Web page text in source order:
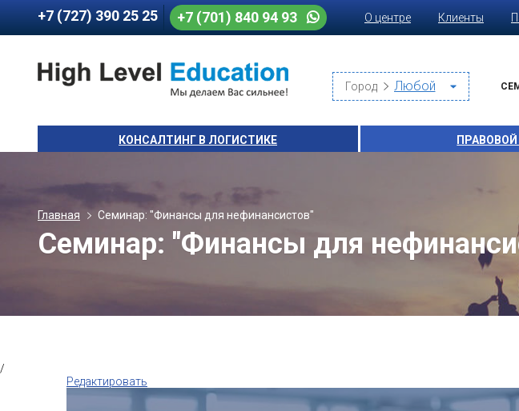
+7 (727) 390 25 25 +7 (701) 840 94 93 О центре Клиенты
Город
КОНСАЛТИНГ В ЛОГИСТИКЕ
Главная Семинар: "Финансы для нефинансистов"
Семинар: "Финансы для
/
Редактировать